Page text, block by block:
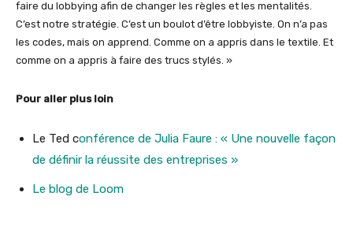
faire du lobbying afin de changer les règles et les mentalités.
C’est notre stratégie. C’est un boulot d’être lobbyiste. On n’a pas
les codes, mais on apprend. Comme on a appris dans le textile. Et
comme on a appris à faire des trucs stylés. »
Pour aller plus loin
Le Ted conférence de Julia Faure : « Une nouvelle façon
de définir la réussite des entreprises »
Le blog de Loom